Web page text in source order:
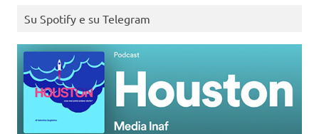
Su Spotify e su Telegram